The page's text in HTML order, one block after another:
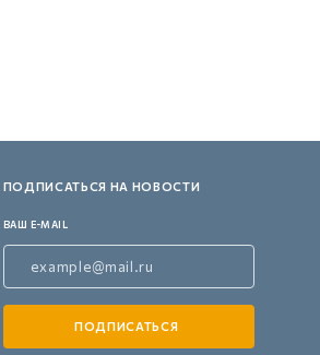
ПОДПИСАТЬСЯ НА НОВОСТИ
ВАШ E-MAIL